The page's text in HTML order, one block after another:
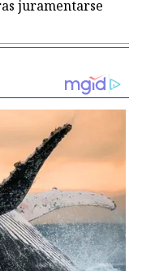
juramentarse